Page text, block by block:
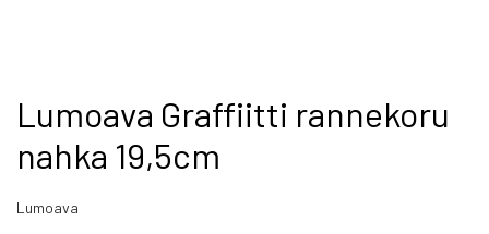
Skip
to
beginning
the
Lumoava Graffiitti rannekoru
nahka 19,5cm
Lumoava